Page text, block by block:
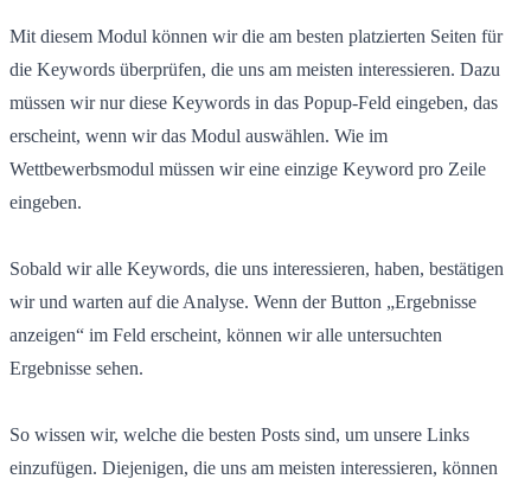
Mit diesem Modul können wir die am besten platzierten Seiten für
die Keywords überprüfen, die uns am meisten interessieren. Dazu
müssen wir nur diese Keywords in das Popup-Feld eingeben, das
erscheint, wenn wir das Modul auswählen. Wie im
Wettbewerbsmodul müssen wir eine einzige Keyword pro Zeile
eingeben.
Sobald wir alle Keywords, die uns interessieren, haben, bestätigen
wir und warten auf die Analyse. Wenn der Button „Ergebnisse
anzeigen“ im Feld erscheint, können wir alle untersuchten
Ergebnisse sehen.
So wissen wir, welche die besten Posts sind, um unsere Links
einzufügen. Diejenigen, die uns am meisten interessieren, können